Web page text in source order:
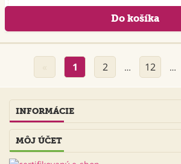
1 2 … 12 …
INFORMÁCIE
MÔJ ÚČET